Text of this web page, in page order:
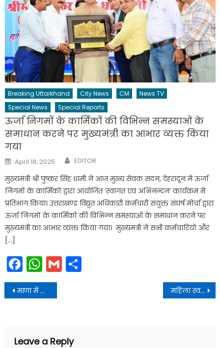
Breaking Uttarkhand City News CM
News TV
Special News
Special Reports
ऊर्जा निगमों के कार्मिकों की विभिन्न समस्याओं के
समाधान करने पर मुख्यमंत्री का आभार व्यक्त किया
गया
Posted
on
April 18, 2025 Author
EDITOR
मुख्यमंत्री श्री पुष्कर सिंह धामी ने आज मुख्य सेवक सदन, देहरादून में ऊर्जा
निगमों के कार्मिकों द्वारा आयोजित ’स्वागत एवं अभिनन्दन’ कार्यक्रम में
प्रतिभाग किया। उत्तराखण्ड विद्युत अधिकारी कर्मचारी संयुक्त संघर्ष मोर्चा द्वारा
ऊर्जा निगमों के कार्मिकों की विभिन्न समस्याओं के समाधान करने पर
मुख्यमंत्री का आभार व्यक्त किया गया। मुख्यमंत्री ने सभी कर्मचारियों और
[…]
Facebook
WhatsApp
Gmail
Post
navigation
माणा में आयोजित दो दिवसीय “देवभूमि सांस्कृतिक महोत्सव 2025” के समापन समारोह में प्रतिभाग किया महिला स्वयं सहायता समूहों से लेकर परिवहन कारोबारियों तक की आजीविका को सहारा मिला
Leave a Reply